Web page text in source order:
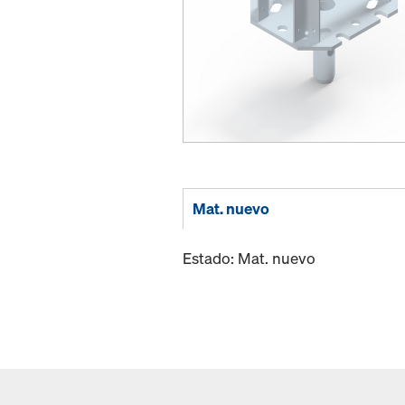
Mat. nuevo
Estado: Mat. nuevo